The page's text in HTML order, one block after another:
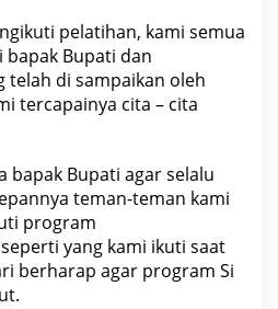
pelatihan, kami semua
Bupati dan
telah di sampaikan oleh
tercapainya cita – cita
bapak Bupati agar selalu
teman-teman kami
program
yang kami ikuti saat
berharap agar program Si